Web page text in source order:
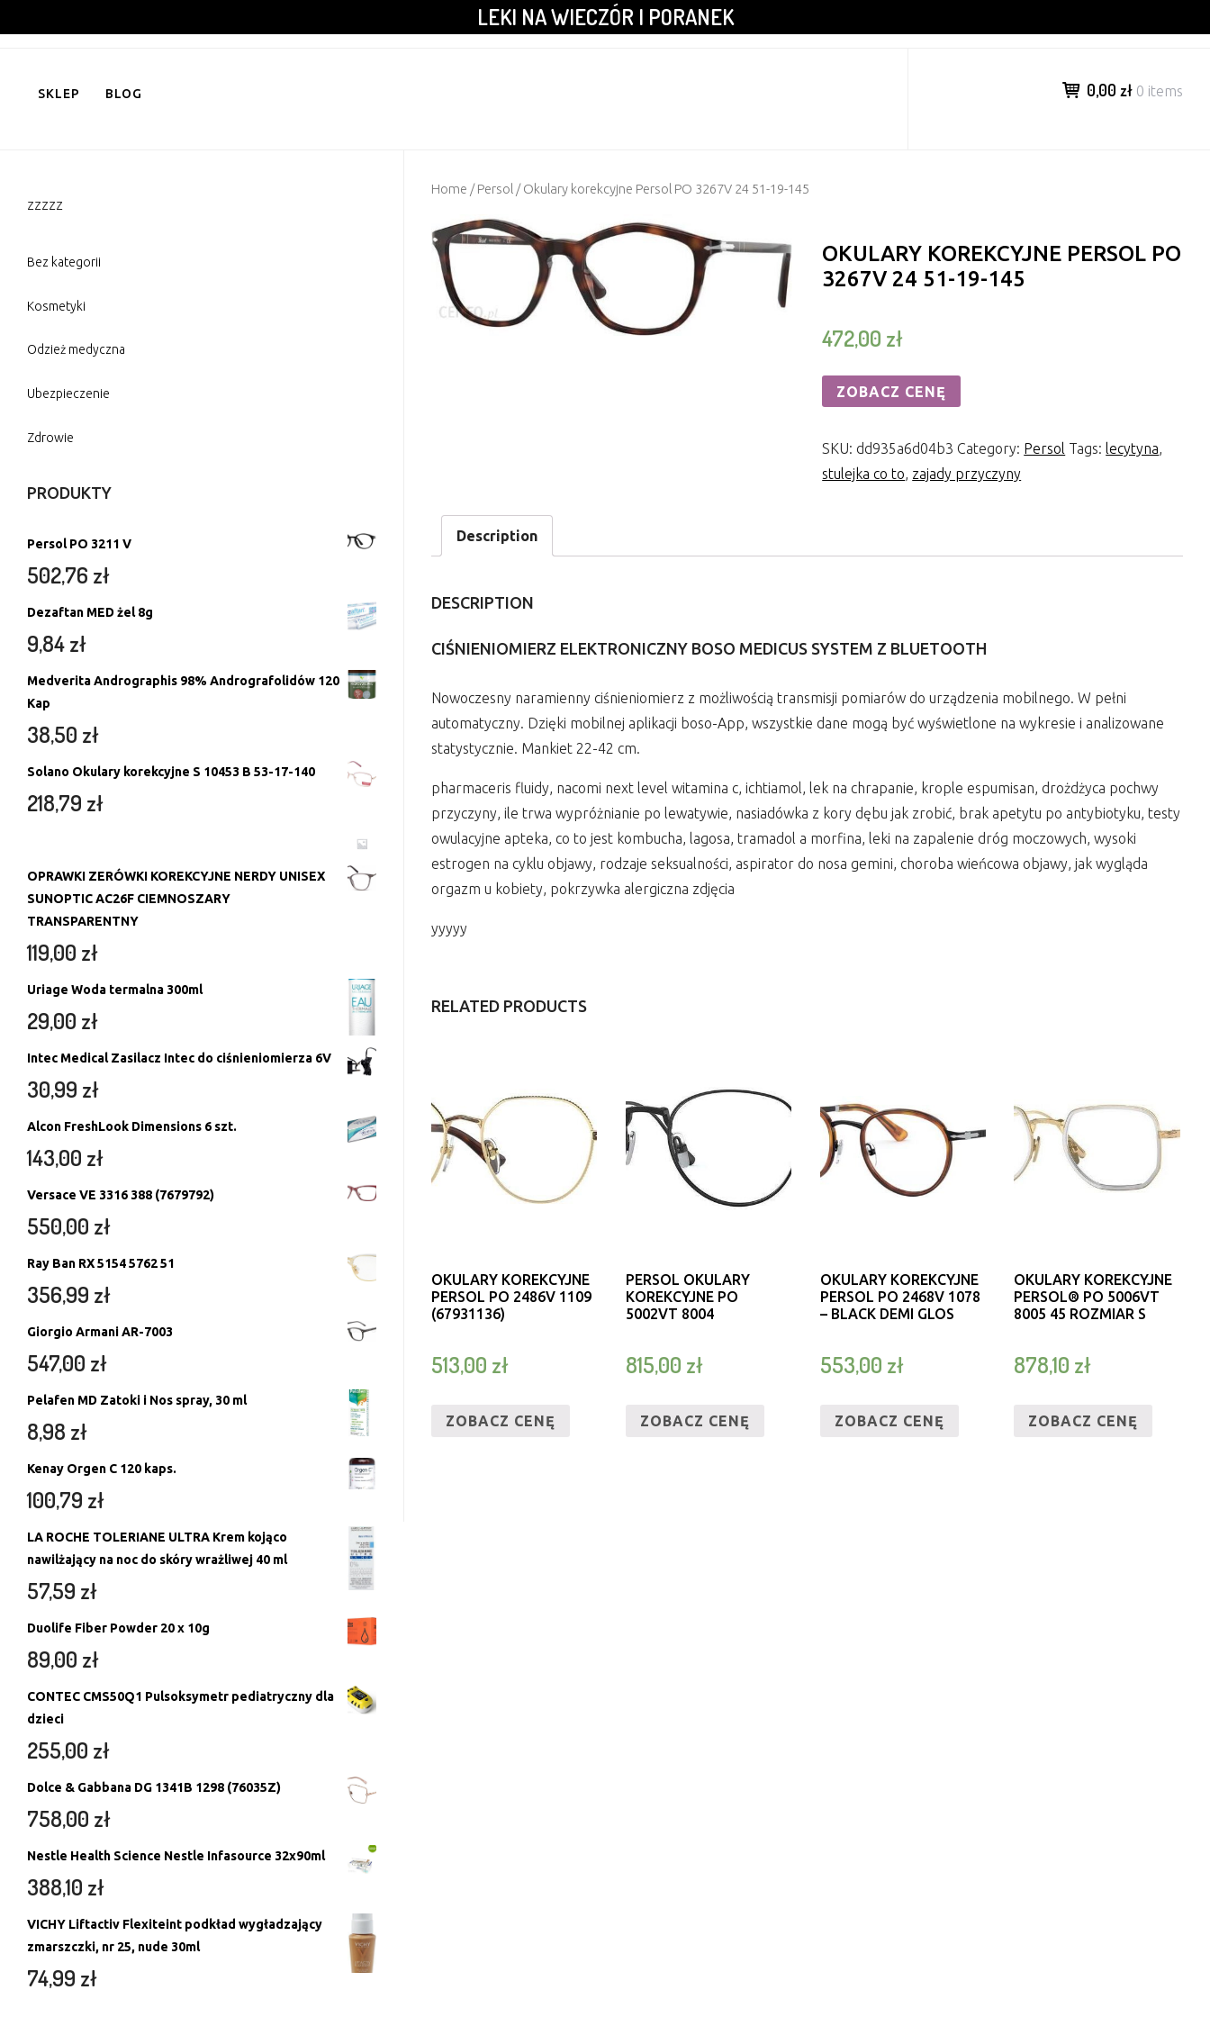
to
LEKI NA WIECZÓR I PORANEK
SKLEP BLOG 0,00 zł 0 items
Home /Persol / Okulary korekcyjne Persol PO 3267V 24 51-19-145
OKULARY KOREKCYJNE PERSOL PO
3267V 24 51-19-145
472,00 zł
ZOBACZ CENĘ
SKU:dd935a6d04b3 Category: Persol Tags:lecytyna,
stulejka co to, zajady przyczyny
Description
DESCRIPTION
CIŚNIENIOMIERZ ELEKTRONICZNY BOSO MEDICUS SYSTEM Z BLUETOOTH
Nowoczesny naramienny ciśnieniomierz z możliwością transmisji pomiarów do urządzenia mobilnego. W pełni
automatyczny. Dzięki mobilnej aplikacji boso-App, wszystkie dane mogą być wyświetlone na wykresie i analizowane
statystycznie. Mankiet 22-42 cm.
pharmaceris fluidy, nacomi next level witamina c, ichtiamol, lek na chrapanie, krople espumisan, drożdżyca pochwy
przyczyny, ile trwa wypróżnianie po lewatywie, nasiadówka z kory dębu jak zrobić, brak apetytu po antybiotyku, testy
owulacyjne apteka, co to jest kombucha, lagosa, tramadol a morfina, leki na zapalenie dróg moczowych, wysoki
estrogen na cyklu objawy, rodzaje seksualności, aspirator do nosa gemini, choroba wieńcowa objawy, jak wygląda
orgazm u kobiety, pokrzywka alergiczna zdjęcia
yyyyy
RELATED PRODUCTS
OKULARY KOREKCYJNE
PERSOL PO 2486V 1109
(67931136)
513,00 zł
ZOBACZ CENĘ
PERSOL OKULARY
KOREKCYJNE PO
5002VT 8004
815,00 zł
ZOBACZ CENĘ
OKULARY KOREKCYJNE
PERSOL PO 2468V 1078
– BLACK DEMI GLOS
553,00 zł
ZOBACZ CENĘ
OKULARY KOREKCYJNE
PERSOL® PO 5006VT
8005 45 ROZMIAR S
878,10 zł
ZOBACZ CENĘ
zzzzz
Bez kategorii
Kosmetyki
Odzież medyczna
Ubezpieczenie
Zdrowie
PRODUKTY
Persol PO 3211 V
502,76 zł
Dezaftan MED żel 8g
9,84zł
Medverita Andrographis 98% Andrografolidów 120
Kap
38,50 zł
Solano Okulary korekcyjne S 10453 B 53-17-140
218,79 zł
OPRAWKI ZERÓWKI KOREKCYJNE NERDY UNISEX
SUNOPTIC AC26F CIEMNOSZARY
TRANSPARENTNY
119,00 zł
Uriage Woda termalna 300ml
29,00 zł
Intec Medical Zasilacz Intec do ciśnieniomierza 6V
30,99 zł
Alcon FreshLook Dimensions 6 szt.
143,00 zł
Versace VE 3316 388 (7679792)
550,00 zł
Ray Ban RX 5154 5762 51
356,99 zł
Giorgio Armani AR-7003
547,00 zł
Pelafen MD Zatoki i Nos spray, 30 ml
8,98 zł
Kenay Orgen C 120 kaps.
100,79 zł
LA ROCHE TOLERIANE ULTRA Krem kojąco
nawilżający na noc do skóry wrażliwej 40 ml
57,59 zł
Duolife Fiber Powder 20 x 10g
89,00 zł
CONTEC CMS50Q1 Pulsoksymetr pediatryczny dla
dzieci
255,00 zł
Dolce & Gabbana DG 1341B 1298 (76035Z)
758,00 zł
Nestle Health Science Nestle Infasource 32x90ml
388,10 zł
VICHY Liftactiv Flexiteint podkład wygładzający
zmarszczki, nr 25, nude 30ml
74,99 zł